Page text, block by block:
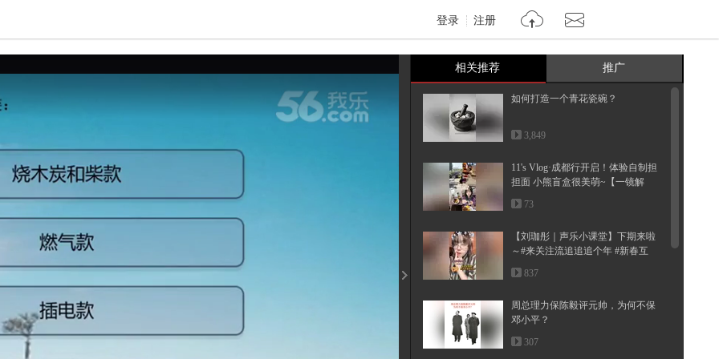
登录 注册
饱和度
相关推荐 推广
如何打造一个青花瓷碗？
3,849
11's Vlog·成都行开启！体验自制担
担面 小熊盲盒很美萌~【一镜解
锁...
73
【刘珈彤｜声乐小课堂】下期来啦
～#来关注流追追追个年 #新春互
动...
837
周总理力保陈毅评元帅，为何不保
邓小平？
307